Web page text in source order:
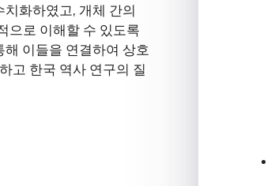
화하였고, 개체 간의
으로 이해할 수 있도록
이들을 연결하여 상호
고 한국 역사 연구의 질